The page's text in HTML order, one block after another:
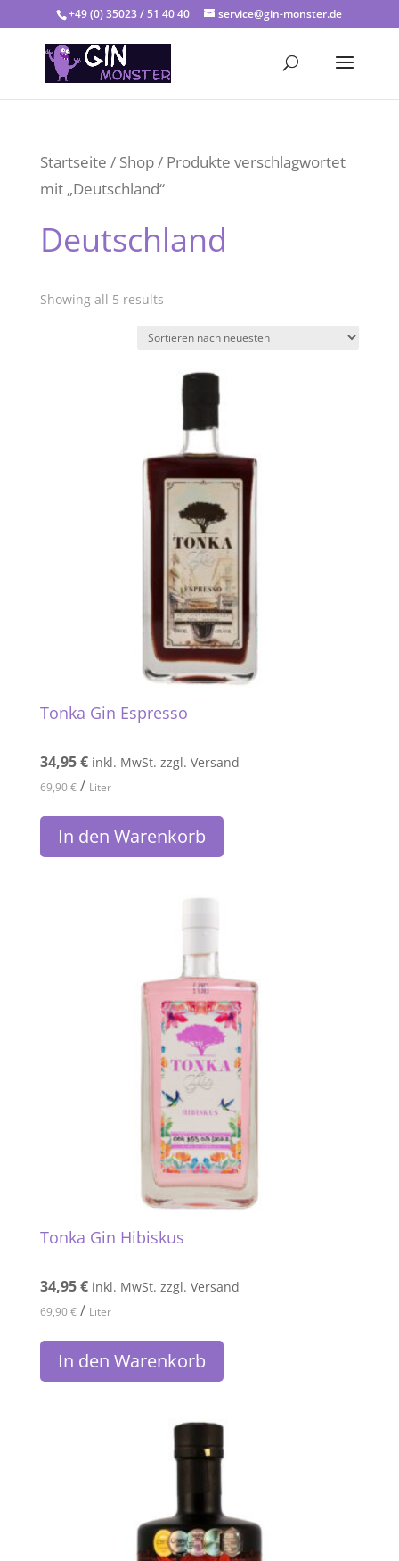
+49 (0) 35023 / 51 40 40 service@gin-monster.de
Startseite / Shop/ Produkte verschlagwortet
mit „Deutschland“
Deutschland
Showing all 5 results
Tonka Gin Espresso
34,95€ inkl. MwSt. zzgl. Versand
69,90€/ Liter
In den Warenkorb
Tonka Gin Hibiskus
34,95€ inkl. MwSt. zzgl. Versand
69,90€/ Liter
In den Warenkorb